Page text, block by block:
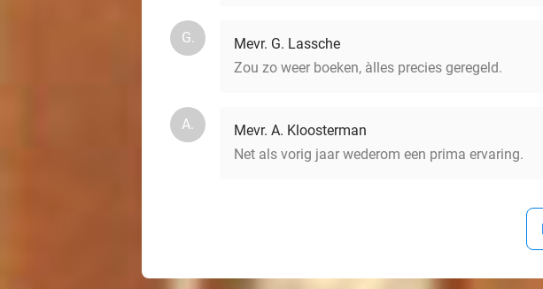
G.
Mevr. G. Lassche
Zou zo weer boeken, àlles precies geregeld.
A.
Mevr. A. Kloosterman
Net als vorig jaar wederom een prima ervaring.